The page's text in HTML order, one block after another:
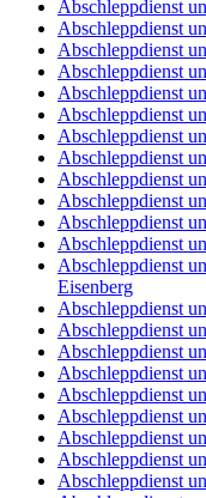
Abschleppdienst
Abschleppdienst
Abschleppdienst
Abschleppdienst
Abschleppdienst
Abschleppdienst
Abschleppdienst
Abschleppdienst
Abschleppdienst
Abschleppdienst
Abschleppdienst
Abschleppdienst
Abschleppdienst
Eisenberg
Abschleppdienst
Abschleppdienst
Abschleppdienst
Abschleppdienst
Abschleppdienst
Abschleppdienst
Abschleppdienst
Abschleppdienst
Abschleppdienst